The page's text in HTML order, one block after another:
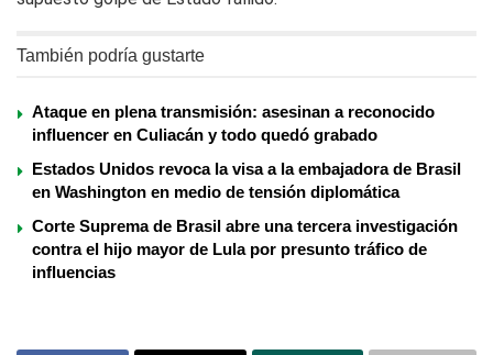
También podría gustarte
Ataque en plena transmisión: asesinan a reconocido
influencer en Culiacán y todo quedó grabado
Estados Unidos revoca la visa a la embajadora de Brasil
en Washington en medio de tensión diplomática
Corte Suprema de Brasil abre una tercera investigación
contra el hijo mayor de Lula por presunto tráfico de
influencias